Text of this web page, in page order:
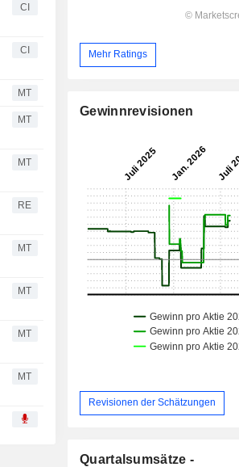
CI
CI
MT
MT
MT
RE
MT
MT
MT
MT
Mehr Ratings
Gewinnrevisionen
Revisionen der Schätzungen
Quartalsumsätze -